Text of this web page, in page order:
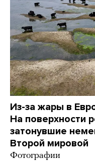
Из-за жары в
На поверхности
затонувшие
Второй мировой
Фотографии